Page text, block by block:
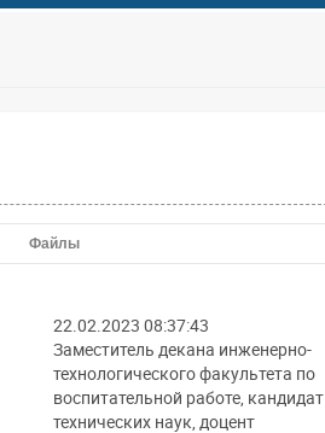
Файлы
22.02.2023 08:37:43
Заместитель декана инженерно-
технологического факультета по
воспитательной работе, кандидат
технических наук, доцент